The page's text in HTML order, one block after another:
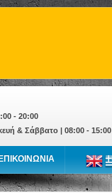
- 20:00
& Σάββατο | 08:00 - 15:00